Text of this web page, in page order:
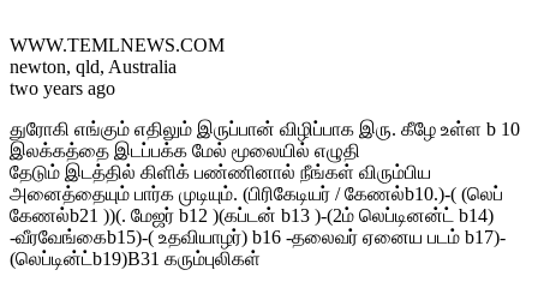
WWW.TEMLNEWS.COM
newton, qld, Australia
two years ago
துரோகி எங்கும் எதிலும் இருப்பான் விழிப்பாக இரு. கீழே உள்ள b 10
இலக்கத்தை இடப்பக்க மேல் மூலையில் எழுதி
தேடும் இடத்தில் கிளிக் பண்ணினால் நீங்கள் விரும்பிய
அனைத்தையும் பார்க முடியும். (பிரிகேடியர் / கேணல்b10.)-( (லெப்
கேணல்b21 ))(. மேஜர் b12 )(கப்டன் b13 )-(2ம் லெப்டினன்ட் b14)
-வீரவேங்கைb15)-( உதவியாழர்) b16 -தலைவர் ஏனைய படம் b17)-
(லெப்டின்ட்b19)B31 கரும்புலிகள்